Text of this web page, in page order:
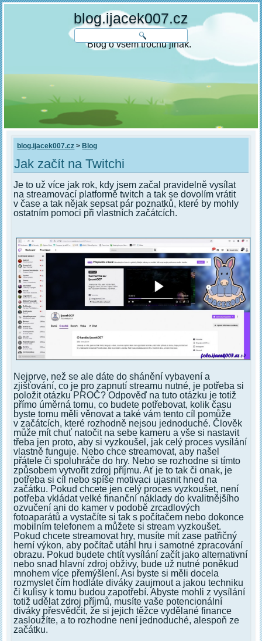
blog.ijacek007.cz
Blog o všem trochu jinak.
blog.ijacek007.cz > Blog
Jak začít na Twitchi
Je to už více jak rok, kdy jsem začal pravidelně vysílat
na streamovací platformě twitch a tak se dovolím vrátit
v čase a tak nějak sepsat pár poznatků, které by mohly
ostatním pomoci při vlastních začátcích.
Nejprve, než se ale dáte do shánění vybavení a
zjišťování, co je pro zapnutí streamu nutné, je potřeba si
položit otázku PROČ? Odpověď na tuto otázku je totiž
přímo úměrná tomu, co budete potřebovat, kolik času
byste tomu měli věnovat a také vám tento cíl pomůže
v začátcích, které rozhodně nejsou jednoduché. Člověk
může mít chuť natočit na sebe kameru a vše si nastavit
třeba jen proto, aby si vyzkoušel, jak celý proces vysílání
vlastně funguje. Nebo chce streamovat, aby našel
přátele či spoluhráče do hry. Nebo se rozhodne si tímto
způsobem vytvořit zdroj příjmu. Ať je to tak či onak, je
potřeba si cíl nebo spíše motivaci ujasnit hned na
začátku. Pokud chcete jen celý proces vyzkoušet, není
potřeba vkládat velké finanční náklady do kvalitnějšího
ozvučení ani do kamer v podobě zrcadlových
fotoaparátů a vystačíte si tak s počítačem nebo dokonce
mobilním telefonem a můžete si stream vyzkoušet.
Pokud chcete streamovat hry, musíte mít zase patřičný
herní výkon, aby počítač utáhl hru i samotné zpracování
obrazu. Pokud budete chtít vysílání začít jako alternativní
nebo snad hlavní zdroj obživy, bude už nutné poněkud
mnohem více přemýšlení. Asi byste si měli docela
rozmyslet čím hodláte diváky zaujmout a jakou techniku
či kulisy k tomu budou zapotřebí. Abyste mohli z vysílání
totiž udělat zdroj příjmů, musíte vaše potencionální
diváky přesvědčit, že si jejich těžce vydělané finance
zasloužíte, a to rozhodne není jednoduché, alespoň ze
začátku.